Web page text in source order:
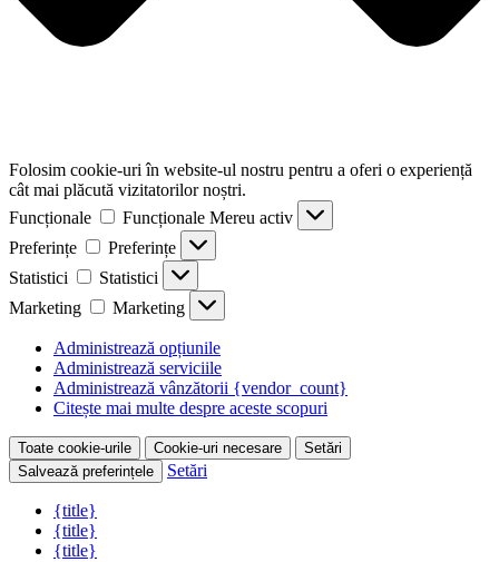
Folosim cookie-uri în website-ul nostru pentru a oferi o experiență
cât mai plăcută vizitatorilor noștri.
Funcționale
Funcționale Mereu activ
Preferințe
Preferințe
Statistici
Statistici
Marketing
Marketing
Administrează opțiunile
Administrează serviciile
Administrează vânzătorii {vendor_count}
Citește mai multe despre aceste scopuri
Toate cookie-urile Cookie-uri necesare
Setări
Salvează preferințele
Setări
{title}
{title}
{title}